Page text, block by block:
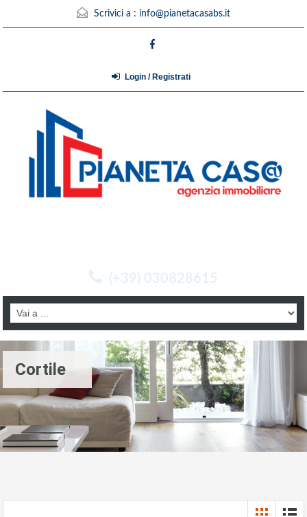
Scrivici a : info@pianetacasabs.it
Login / Registrati
(+39) 030828615
Cortile